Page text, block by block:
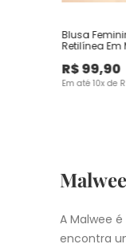
Blusa
Retilínea Em
R$99,90
Em até10x de
A Malwee
encontra